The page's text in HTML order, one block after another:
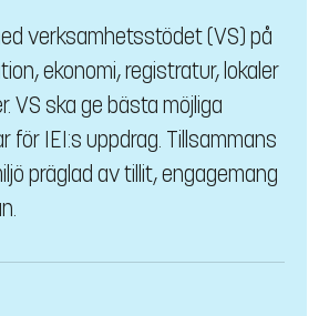
verksamhetsstödet (VS) på
ekonomi, registratur, lokaler
VS ska ge bästa möjliga
för IEI:s uppdrag. Tillsammans
präglad av tillit, engagemang